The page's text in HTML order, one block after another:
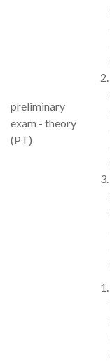
preliminary
exam - theory
(PT)